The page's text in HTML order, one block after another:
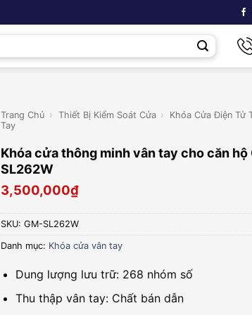
Trang Chủ › Thiết Bị Kiểm Soát Cửa › Khóa Cửa Điện Tử
Tay
Khóa cửa thông minh vân tay cho căn hộ
SL262W
3,500,000₫
SKU: GM-SL262W
Danh mục: Khóa cửa vân tay
Dung lượng lưu trữ: 268 nhóm số
Thu thập vân tay: Chất bán dẫn